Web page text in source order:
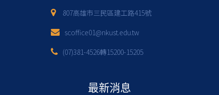
807高雄市三民區建工路415號
scoffice01@nkust.edu.tw
(07)381-4526轉15200-15205
最新消息